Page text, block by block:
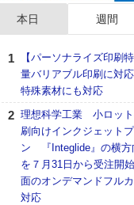
本日 週間
【パーソナライズ印刷
量バリアブル印刷に対
特殊素材にも対応
理想科学工業 小ロット
刷向けインクジェット
ン 『Integlide』の横方
を７月31日から受注開
面のオンデマンドフル
対応